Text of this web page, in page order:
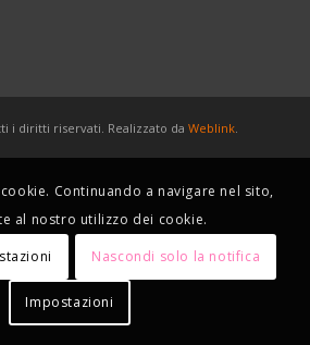
i diritti riservati. Realizzato da Weblink.
Continuando a navigare nel sito,
al nostro utilizzo dei cookie.
Nascondi solo la notifica
Impostazioni